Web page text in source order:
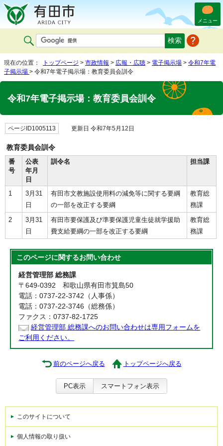
メニュー
現在の位置： トップページ > 市政情報 > 広報・広聴 > 電子掲示場 > 令和7年電
子掲示場 > 令和7年電子掲示場：教育委員会訓令
令和7年電子掲示場：教育委員会訓令
ページID1005113 更新日 令和7年5月12日
教育委員会訓令
番
号
公表
年月
日
訓令名 担当課
1
3月31
日
有田市文教施設使用料の減免等に関する要綱
の一部を改正する要綱
教育総
務課
2
3月31
日
有田市要保護及び準要保護児童生徒就学援助
費支給要綱の一部を改正する要綱
教育総
務課
このページに関するお問い合わせ
経営管理部 総務課
〒649-0392 和歌山県有田市箕島50
電話：0737-22-3742（人事係）
電話：0737-22-3746（総務係）
ファクス：0737-82-1725
経営管理部 総務課へのお問い合わせは専用フォームを
ご利用ください。
前のページへ戻る トップページへ戻る
PC表示 スマートフォン表示
このサイトについて
個人情報の取り扱い